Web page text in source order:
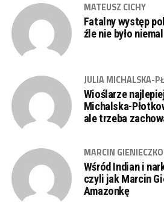
MATEUSZ CICHY
Fatalny występ
źle nie było
JULIA MICHALSKA-
Wioślarze
Michalska-
ale trzeba
MARCIN GIENIECZKO
Wśród Indian i
czyli jak Marcin
Amazonkę